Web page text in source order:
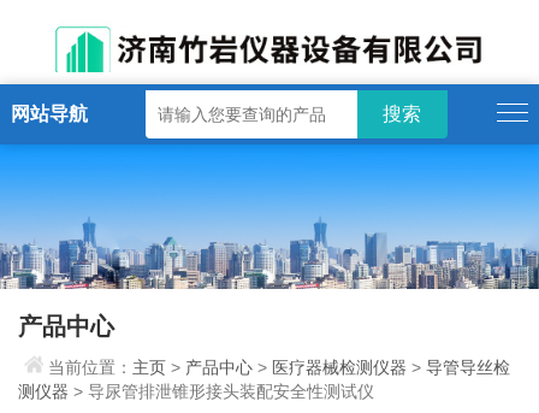
网站导航
产品中心
当前位置： 主页> 产品中心 > 医疗器械检测仪器 >导管导丝检
测仪器 > 导尿管排泄锥形接头装配安全性测试仪